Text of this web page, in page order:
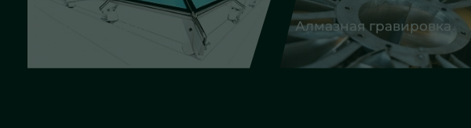
Алмазная гравировка Еврокромка